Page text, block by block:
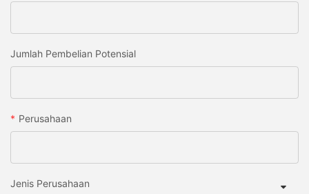
Jumlah Pembelian Potensial
Perusahaan
Jenis Perusahaan